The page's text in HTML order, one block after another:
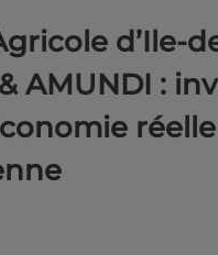
d’Ile-
AMUNDI :
réelle